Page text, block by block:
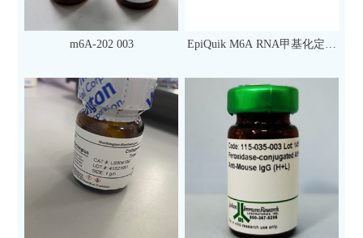
m6A-202 003
EpiQuik M6A RNA甲基化定量
次）